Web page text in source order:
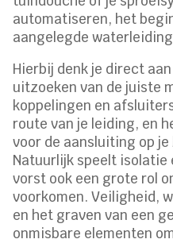
automatiseren, het
aangelegde
Hierbij denk je direct
uitzoeken van de juiste
koppelingen en
route van je leiding, en
voor de aansluiting op
Natuurlijk speelt
vorst ook een grote rol
voorkomen. Veiligheid,
en het graven van een
onmisbare elementen